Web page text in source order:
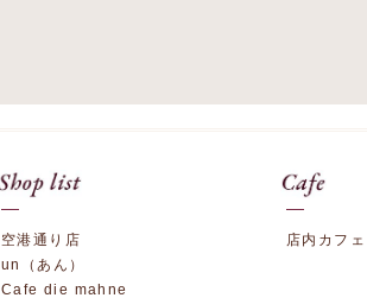
空港通り店
un（あん）
Cafe die mahne
店内カフェ